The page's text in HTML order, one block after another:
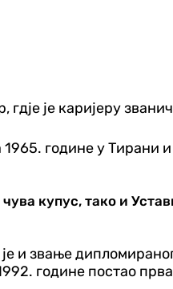
гдје је каријеру
године у Тирани и
купус, тако и
и звање
године постао